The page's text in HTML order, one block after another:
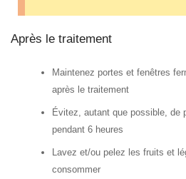
Après le traitement
Maintenez portes et fenêtres
après le traitement
Évitez, autant que possible, de
pendant 6 heures
Lavez et/ou pelez les fruits et
consommer